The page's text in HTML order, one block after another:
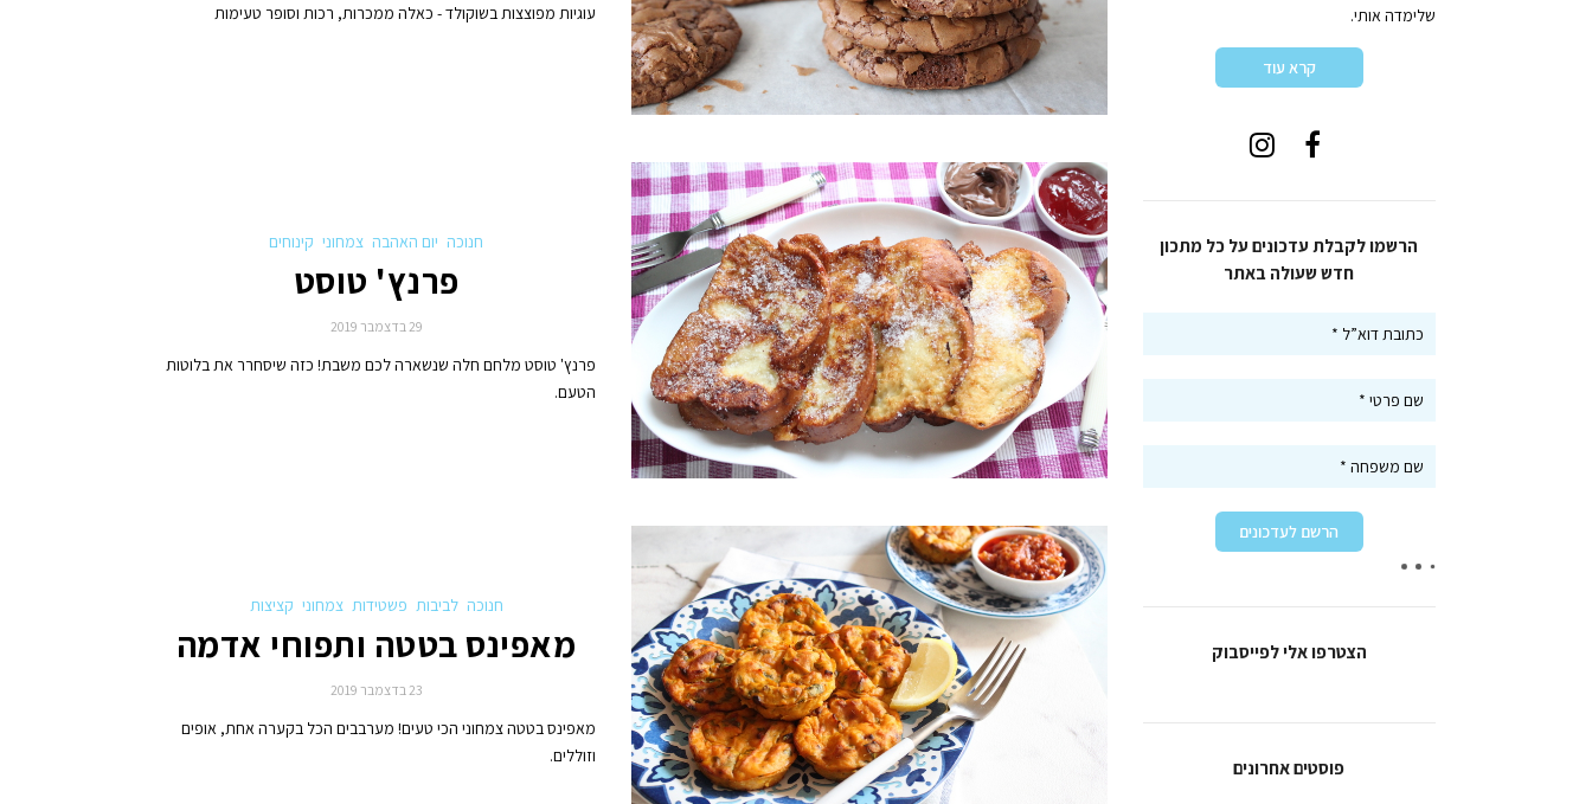
עוגיות מפוצצות בשוקולד - כאלה ממכרות, רכות וסופר טעימות
חנוכה יום האהבה צמחוני קינוחים
פרנץ' טוסט
29 בדצמבר 2019
פרנץ' טוסט מלחם חלה שנשארה לכם משבת! כזה שיסחרר את בלוטות
הטעם.
חנוכה לביבות פשטידות צמחוני קציצות
מאפינס בטטה ותפוחי אדמה
23 בדצמבר 2019
מאפינס בטטה צמחוני הכי טעים! מערבבים הכל בקערה אחת, אופים
וזוללים.
שלימדה אותי.
קרא עוד
הרשמו לקבלת עדכונים על כל מתכון
חדש שעולה באתר
הצטרפו אלי לפייסבוק
פוסטים אחרונים